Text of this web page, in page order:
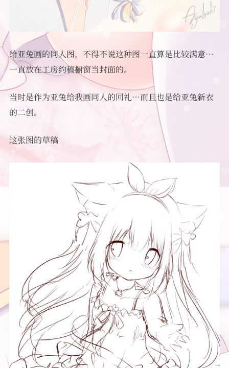
给亚兔画的同人图，不得不说这种图一直算是比较满意…
一直放在工房约稿橱窗当封面的。
当时是作为亚兔给我画同人的回礼…而且也是给亚兔新衣
的二创。
这张图的草稿